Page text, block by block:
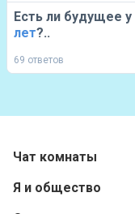
Есть ли будущее
лет?..
69 ответов
Чат комнаты
Я и общество